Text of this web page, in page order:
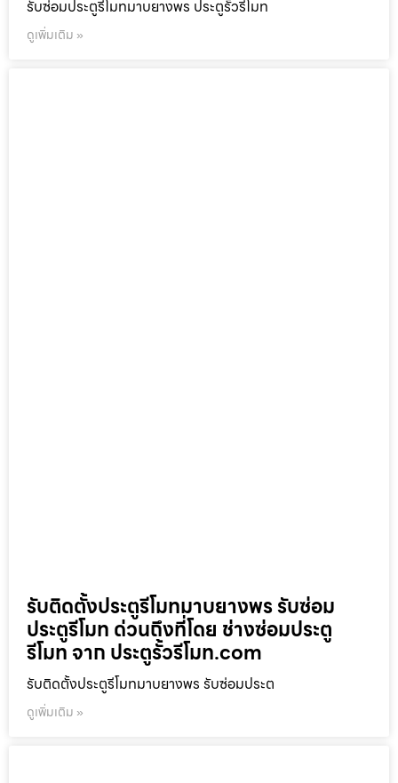
รับซ่อมประตูรีโมทมาบยางพร ประตูรั้วรีโมท
ดูเพิ่มเติม »
รับติดตั้งประตูรีโมทมาบยางพร รับซ่อม
ประตูรีโมท ด่วนถึงที่โดย ช่างซ่อมประตู
รีโมท จาก ประตูรั้วรีโมท.com
รับติดตั้งประตูรีโมทมาบยางพร รับซ่อมประต
ดูเพิ่มเติม »